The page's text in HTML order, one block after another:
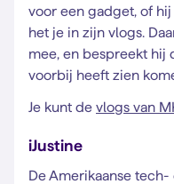
voor een gadget, of
het je in zijn vlogs.
mee, en bespreekt hij
voorbij heeft zien
Je kunt de vlogs van
iJustine
De Amerikaanse tech-